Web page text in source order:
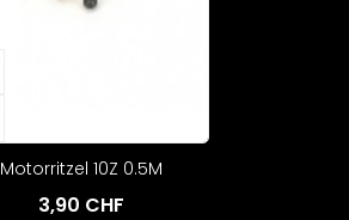
Motorritzel 10Z 0.5M
3,90 CHF